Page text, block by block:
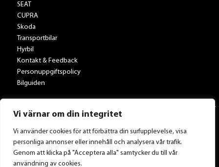
Vi värnar om din integritet
Vi använder cookies för att förbättra din surfupplevelse, visa
personliga annonser eller innehåll och analysera vår trafik.
Genom att klicka på "Acceptera alla" samtycker du till vår
användning av cookies.
SEAT
CUPRA
Skoda
Transportbilar
Hyrbil
Kontakt & Feedback
Personuppgiftspolicy
Bilguiden
Tillbaka till Toveksbil.se